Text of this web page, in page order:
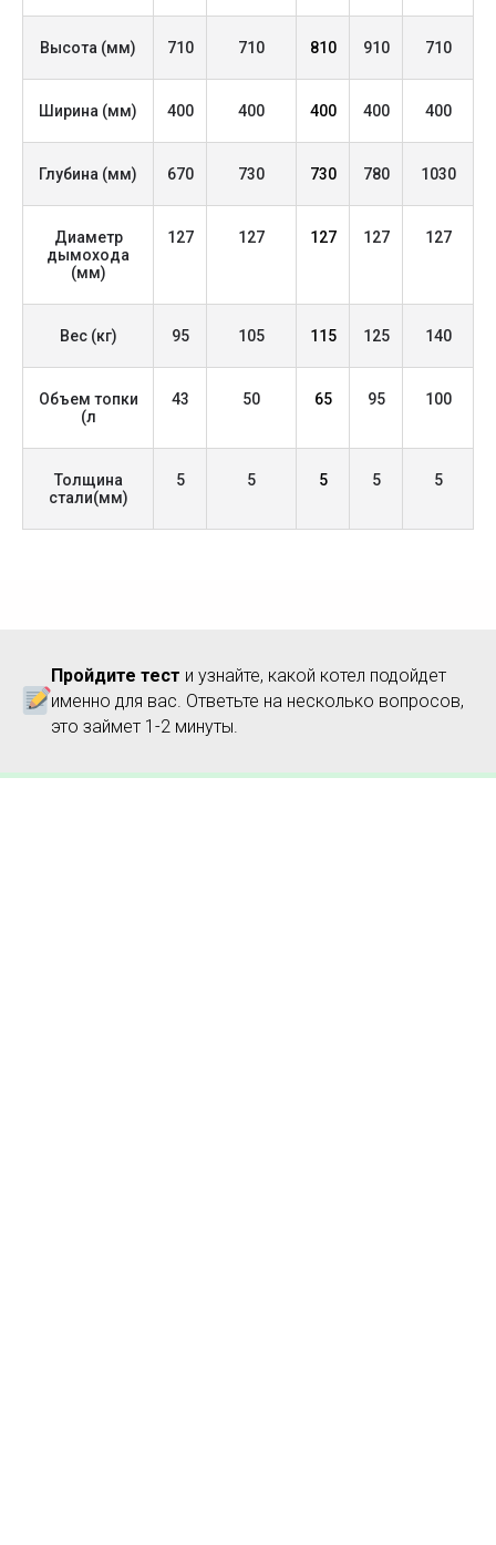
больший комфорт
• Встроенный электронный термометр –
• Простое обслуживание, легкая чистка
• Компактные габариты — установка даже в
кухне или амбаре
системы
• Сельские кухни
• Временное жилье, модульные дома
Комплектация:
• Чугунная варочная плита (1 или 2
конфорки)
• Паспорт, инструкция
Дополнительно для заказа:
• Механический регулятор тяги
Высота (мм) 710 710 810 910 710
Ширина (мм) 400 400 400 400 400
Глубина (мм) 670 730 730 780 1030
Диаметр
дымохода
(мм)
127 127 127 127 127
Вес (кг) 95 105 115 125 140
Объем топки
(л
43 50 65 95 100
Толщина
стали(мм)
5 5 5 5 5
Пройдите тест и узнайте, какой котел подойдет
именно для вас. Ответьте на несколько вопросов,
это займет 1-2 минуты.